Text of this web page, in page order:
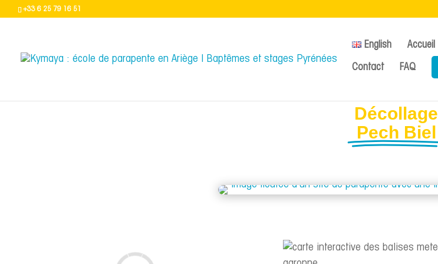
+33 6 25 79 16 51
English Accueil
Contact FAQ
Décollage
Pech Biel